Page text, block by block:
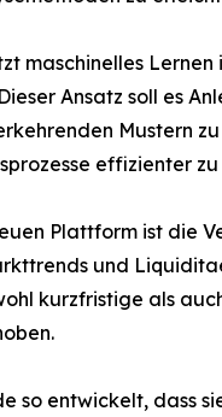
maschinelles
Ansatz soll es
Mustern
effizienter
Plattform ist die
und
kurzfristige als
so entwickelt, dass